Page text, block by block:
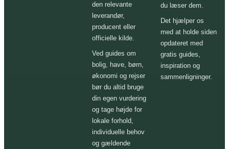
den relevante
leverandør,
producent eller
officielle kilde.
Ved guides om
bolig, have, børn,
økonomi og rejser
bør du altid bruge
din egen vurdering
og tage højde for
lokale forhold,
individuelle behov
og gældende
du læser dem.
Det hjælper os
med at holde siden
opdateret med
gratis guides,
inspiration og
sammenligninger.